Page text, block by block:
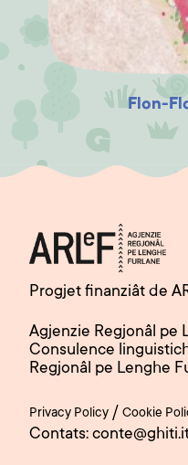
promozion sociâl
poie de ARLeF
Ideazion e
Animazion
Baita
Vôs: Michele Polo
Flon-
Progjet finanziât de
Agjenzie Regjonâl pe
Consulence
Regjonâl pe Lenghe
Privacy Policy / Cookie
Contats: